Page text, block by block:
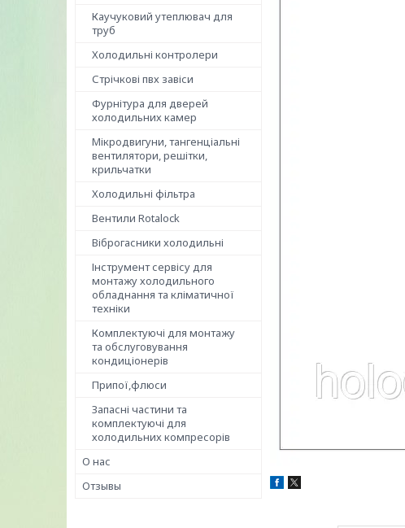
Каучуковий утеплювач для
труб
Холодильні контролери
Стрічкові пвх завіси
Фурнітура для дверей
холодильних камер
Мікродвигуни, тангенціальні
вентилятори, решітки,
крильчатки
Холодильні фільтра
Вентили Rotalock
Віброгасники холодильні
Інструмент сервісу для
монтажу холодильного
обладнання та кліматичної
техніки
Комплектуючі для монтажу
та обслуговування
кондиціонерів
Припої,флюси
Запасні частини та
комплектуючі для
холодильних компресорів
О нас
Отзывы